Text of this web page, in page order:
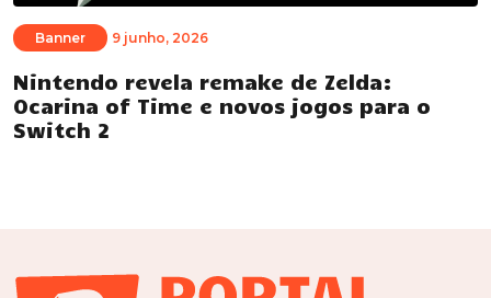
Banner 9 junho, 2026
Nintendo revela remake de Zelda:
Ocarina of Time e novos jogos para o
Switch 2